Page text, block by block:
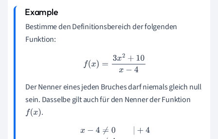
Bestimme den Definitionsbereich der folgenden
Funktion:
f(x 2+10 x− 4
Der Nenner eines jeden Bruches darf niemals gleich null
sein. Dasselbe gilt auch für den Nenner der Funktion
f(x) .
x− 4≠ 0| 4